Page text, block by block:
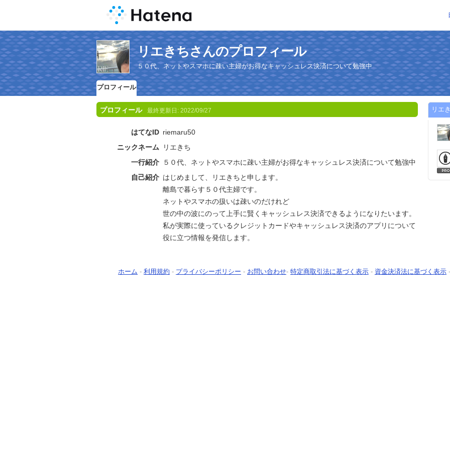
リエきちさんのプロフィール
５０代、ネットやスマホに疎い主婦がお得なキャッシュレス決済について勉強中
プロフィール
プロフィール 最終更新日: 2022/09/27
はてなID riemaru50
ニックネーム
リエきち
一行紹介
５０代、ネットやスマホに疎い主婦がお得なキャッシュレス決済について勉強中
自己紹介 はじめまして、リエきちと申します。
離島で暮らす５０代主婦です。
ネットやスマホの扱いは疎いのだけれど
世の中の波にのって上手に賢くキャッシュレス決済できるようになりたいます。
私が実際に使っているクレジットカードやキャッシュレス決済のアプリについて
役に立つ情報を発信します。
リエ
ホーム - 利用規約 - プライバシーポリシー - お問い合わせ- 特定商取引法に基づく表示 - 資金決済法に基づく表示 -